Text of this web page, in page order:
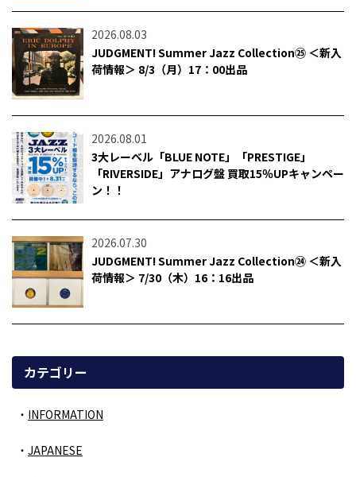
2026.08.03
JUDGMENT! Summer Jazz Collection㉕ ＜新入
荷情報＞ 8/3（月）17：00出品
2026.08.01
3大レーベル「BLUE NOTE」「PRESTIGE」
「RIVERSIDE」アナログ盤 買取15％UPキャンペー
ン！！
2026.07.30
JUDGMENT! Summer Jazz Collection㉔ ＜新入
荷情報＞ 7/30（木）16：16出品
カテゴリー
INFORMATION
JAPANESE